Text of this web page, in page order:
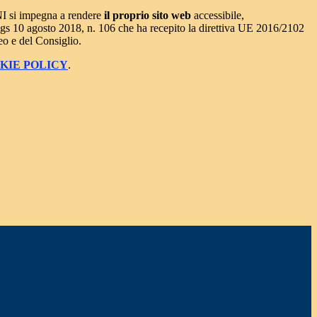
si impegna a rendere il proprio sito web accessibile,
10 agosto 2018, n. 106 che ha recepito la direttiva UE 2016/2102
e del Consiglio.
POLICY.